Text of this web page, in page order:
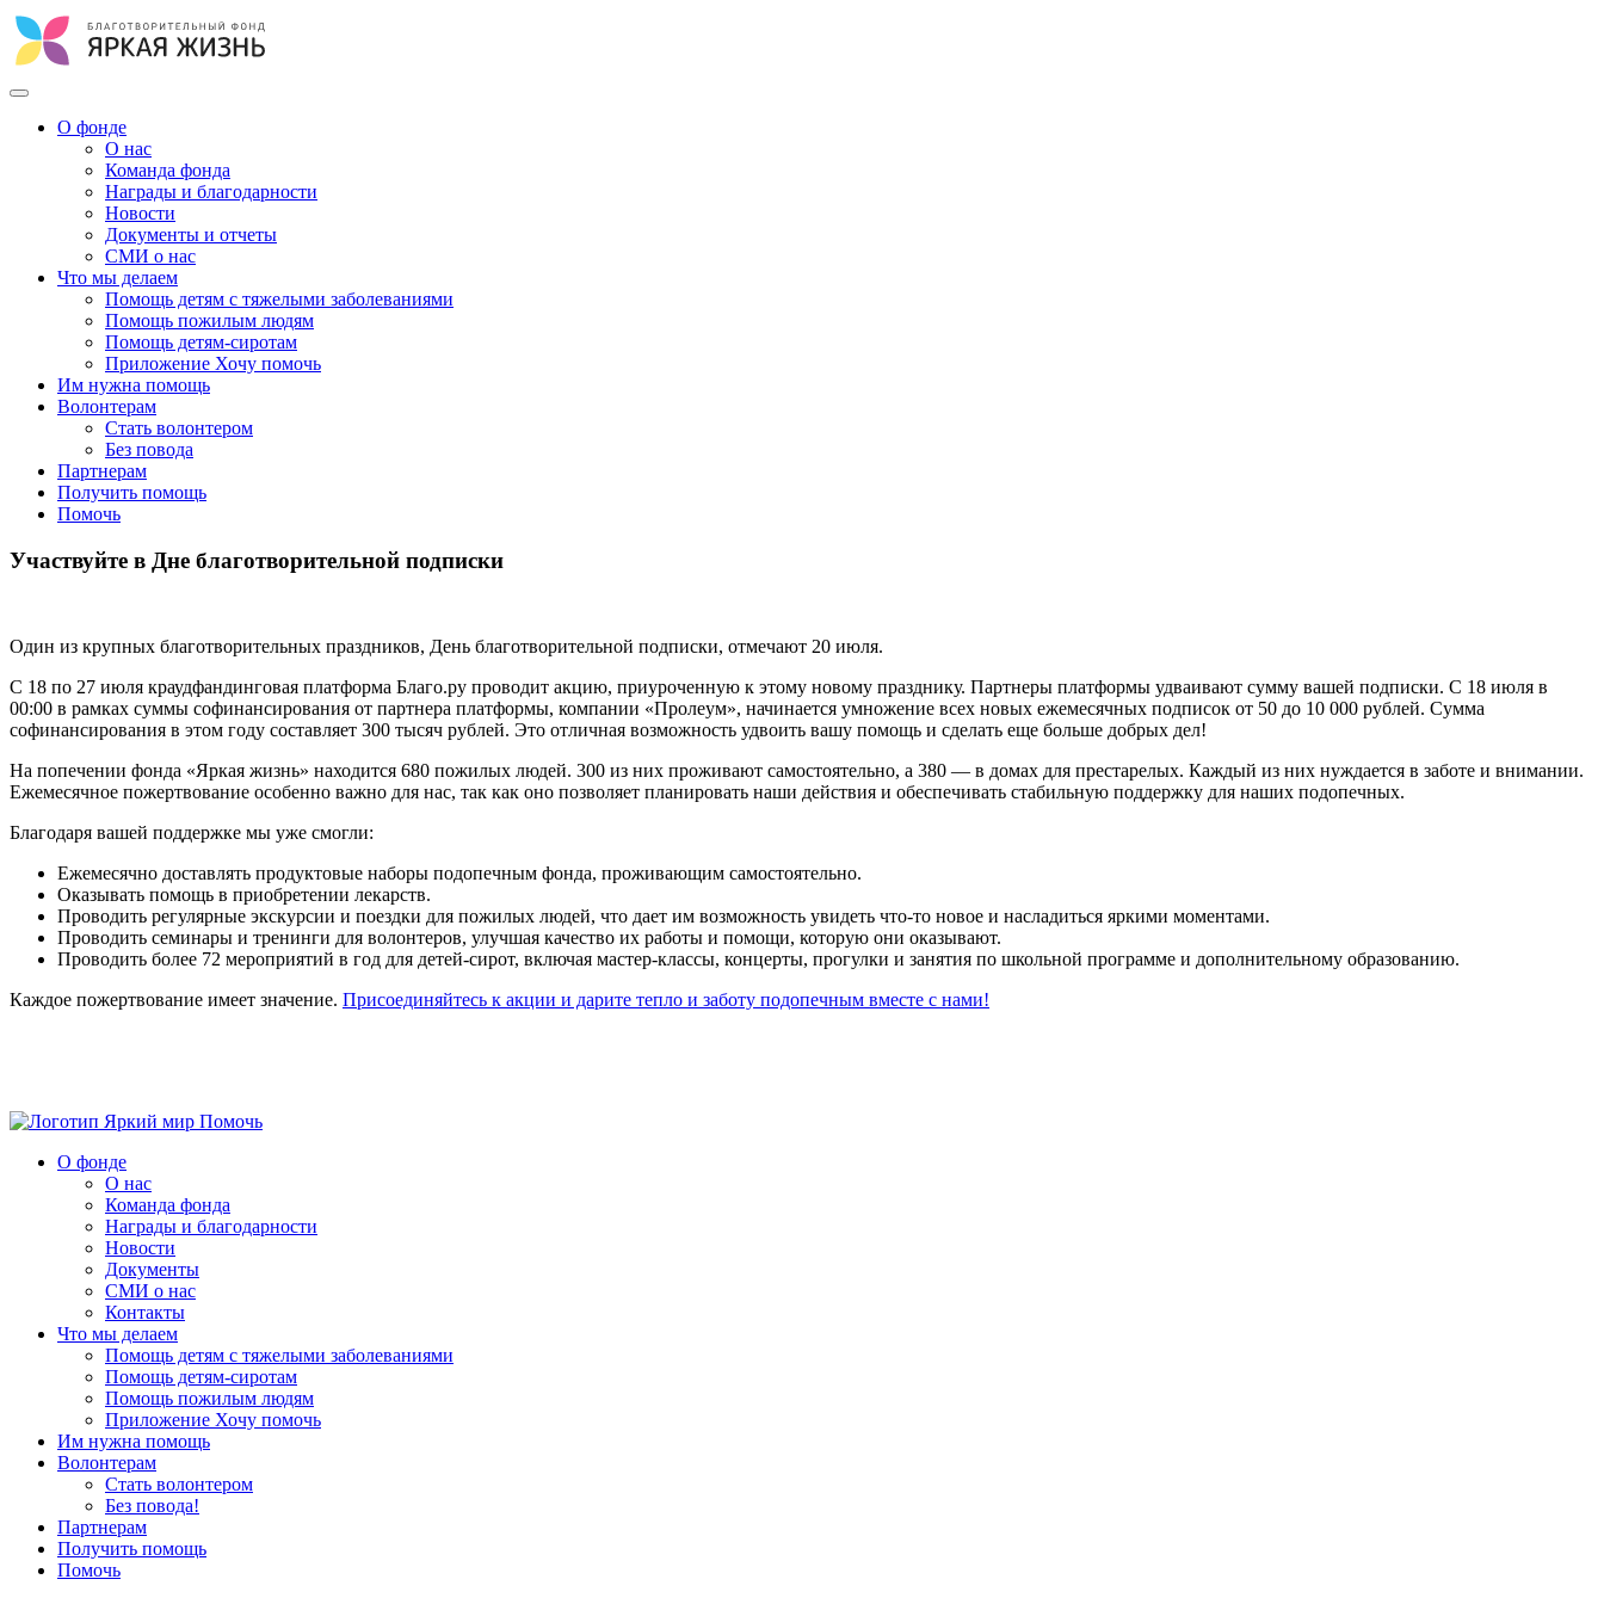
О фонде
О нас
Команда фонда
Награды и благодарности
Новости
Документы и отчеты
СМИ о нас
Что мы делаем
Помощь детям с тяжелыми заболеваниями
Помощь пожилым людям
Помощь детям-сиротам
Приложение Хочу помочь
Им нужна помощь
Волонтерам
Стать волонтером
Без повода
Партнерам
Получить помощь
Помочь
Участвуйте в Дне благотворительной подписки
Один из крупных благотворительных праздников, День благотворительной подписки, отмечают 20 июля.
С 18 по 27 июля краудфандинговая платформа Благо.ру проводит акцию, приуроченную к этому новому празднику. Партнеры платформы удваивают сумму вашей подписки. С 18 июля в
00:00 в рамках суммы софинансирования от партнера платформы, компании «Пролеум», начинается умножение всех новых ежемесячных подписок от 50 до 10 000 рублей. Сумма
софинансирования в этом году составляет 300 тысяч рублей. Это отличная возможность удвоить вашу помощь и сделать еще больше добрых дел!
На попечении фонда «Яркая жизнь» находится 680 пожилых людей. 300 из них проживают самостоятельно, а 380 — в домах для престарелых. Каждый из них нуждается в заботе и внимании.
Ежемесячное пожертвование особенно важно для нас, так как оно позволяет планировать наши действия и обеспечивать стабильную поддержку для наших подопечных.
Благодаря вашей поддержке мы уже смогли:
Ежемесячно доставлять продуктовые наборы подопечным фонда, проживающим самостоятельно​.
Оказывать помощь в приобретении лекарств​.
Проводить регулярные экскурсии и поездки для пожилых людей, что дает им возможность увидеть что-то новое и насладиться яркими моментами.
Проводить семинары и тренинги для волонтеров, улучшая качество их работы и помощи, которую они оказывают​​.
Проводить более 72 мероприятий в год для детей-сирот, включая мастер-классы, концерты, прогулки и занятия по школьной программе и дополнительному образованию​.
Каждое пожертвование имеет значение. Присоединяйтесь к акции и дарите тепло и заботу подопечным вместе с нами!
Помочь
О фонде
О нас
Команда фонда
Награды и благодарности
Новости
Документы
СМИ о нас
Контакты
Что мы делаем
Помощь детям с тяжелыми заболеваниями
Помощь детям-сиротам
Помощь пожилым людям
Приложение Хочу помочь
Им нужна помощь
Волонтерам
Стать волонтером
Без повода!
Партнерам
Получить помощь
Помочь